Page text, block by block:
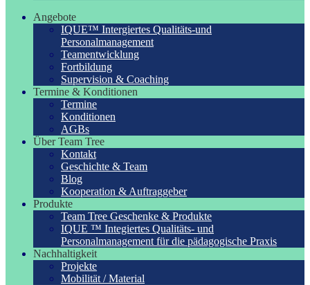
Angebote
IQUE™ Intergiertes Qualitäts-und
Personalmanagement
Teamentwicklung
Fortbildung
Supervision & Coaching
Termine & Konditionen
Termine
Konditionen
AGBs
Über Team Tree
Kontakt
Geschichte & Team
Blog
Kooperation & Auftraggeber
Produkte
Team Tree Geschenke & Produkte
IQUE ™ Integiertes Qualitäts- und
Personalmanagement für die pädagogische Praxis
Nachhaltigkeit
Projekte
Mobilität / Material